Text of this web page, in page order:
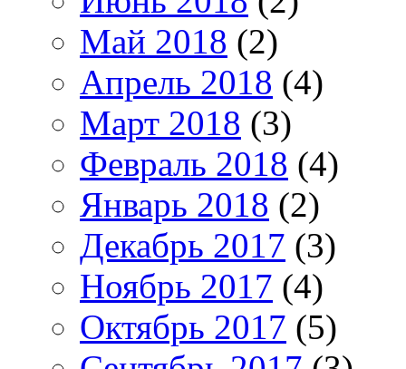
Май 2018 (2)
Апрель 2018 (4)
Март 2018 (3)
Февраль 2018 (4)
Январь 2018 (2)
Декабрь 2017 (3)
Ноябрь 2017 (4)
Октябрь 2017 (5)